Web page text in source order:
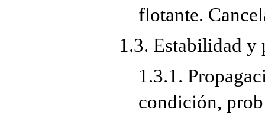
flotante.
1.3. Estabilidad y
1.3.1.
condición,